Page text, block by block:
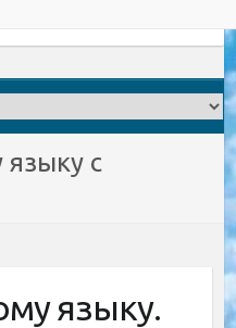
языку с
языку.